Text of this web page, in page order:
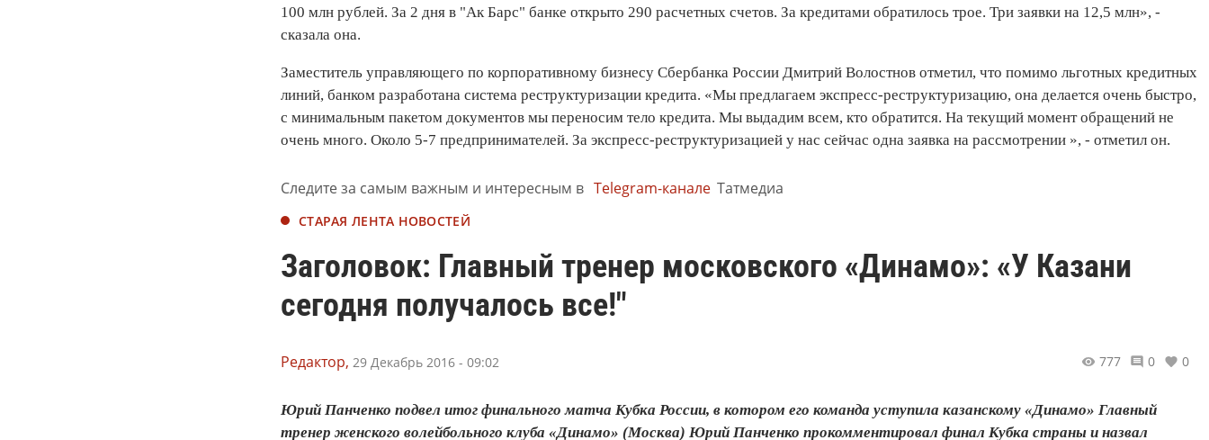
100 млн рублей. За 2 дня в "Ак Барс" банке открыто 290 расчетных счетов. За кредитами обратилось трое. Три заявки на 12,5 млн», -
сказала она.
Заместитель управляющего по корпоративному бизнесу Сбербанка России Дмитрий Волостнов отметил, что помимо льготных кредитных
линий, банком разработана система реструктуризации кредита. «Мы предлагаем экспресс-реструктуризацию, она делается очень быстро,
с минимальным пакетом документов мы переносим тело кредита. Мы выдадим всем, кто обратится. На текущий момент обращений не
очень много. Около 5-7 предпринимателей. За экспресс-реструктуризацией у нас сейчас одна заявка на рассмотрении », - отметил он.
Следите за самым важным и интересным в Telegram-канале Татмедиа
СТАРАЯ ЛЕНТА НОВОСТЕЙ
Заголовок: Главный тренер московского «Динамо»: «У Казани
сегодня получалось все!"
Редактор, 29 Декабрь 2016 - 09:02 777 0 0
Юрий Панченко подвел итог финального матча Кубка России, в котором его команда уступила казанскому «Динамо» Главный
тренер женского волейбольного клуба «Динамо» (Москва) Юрий Панченко прокомментировал финал Кубка страны и назвал